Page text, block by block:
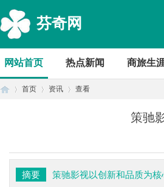
芬奇网
网站首页 热点新闻 商旅生
首页 资讯 查看
策驰
摘要
策驰影视以创新和品质为